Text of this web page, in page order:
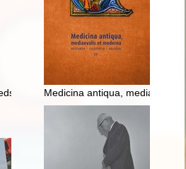
: the January Uprising in the
Medicina antiqua, mediaevalis